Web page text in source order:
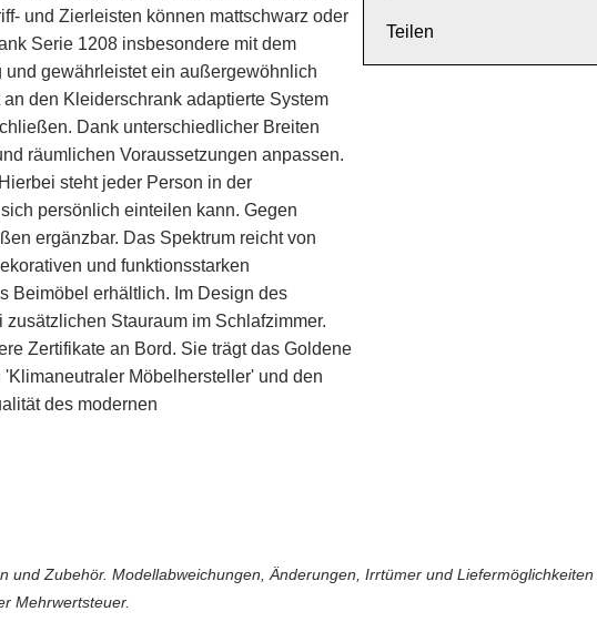
und Zierleisten können mattschwarz oder
Serie 1208 insbesondere mit dem
gewährleistet ein außergewöhnlich
den Kleiderschrank adaptierte System
Dank unterschiedlicher Breiten
räumlichen Voraussetzungen anpassen.
steht jeder Person in der
persönlich einteilen kann. Gegen
ergänzbar. Das Spektrum reicht von
und funktionsstarken
Beimöbel erhältlich. Im Design des
Stauraum im Schlafzimmer.
Zertifikate an Bord. Sie trägt das Goldene
Möbelhersteller' und den
des modernen
Teilen
Zubehör. Modellabweichungen, Änderungen, Irrtümer und
Mehrwertsteuer.